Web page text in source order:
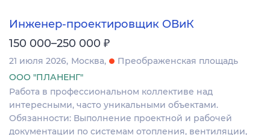
Инженер-проектировщик ОВиК
150 000–250 000 ₽
21 июля 2026 Москва
Преображенская площадь
ООО "ПЛАНЕНГ"
Работа в профессиональном коллективе над
интересными, часто уникальными объектами.
Обязанности: Выполнение проектной и рабочей
документации по системам отопления, вентиляции,